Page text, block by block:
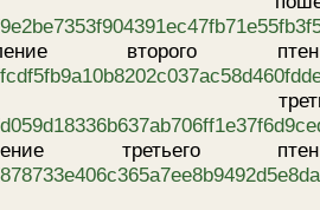
второго
третьего